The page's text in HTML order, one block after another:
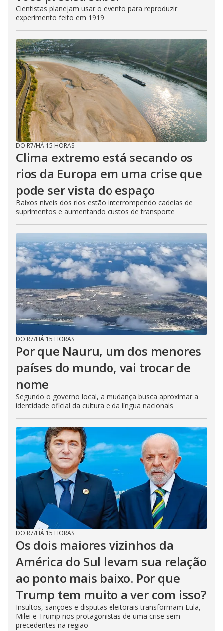
Cientistas planejam usar o evento para reproduzir
experimento feito em 1919
DO R7/HÁ 15 HORAS
Clima extremo está secando os
rios da Europa em uma crise que
pode ser vista do espaço
Baixos níveis dos rios estão interrompendo cadeias de
suprimentos e aumentando custos de transporte
DO R7/HÁ 15 HORAS
Por que Nauru, um dos menores
países do mundo, vai trocar de
nome
Segundo o governo local, a mudança busca aproximar a
identidade oficial da cultura e da língua nacionais
DO R7/HÁ 15 HORAS
Os dois maiores vizinhos da
América do Sul levam sua relação
ao ponto mais baixo. Por que
Trump tem muito a ver com isso?
Insultos, sanções e disputas eleitorais transformam Lula,
Milei e Trump nos protagonistas de uma crise sem
precedentes na região